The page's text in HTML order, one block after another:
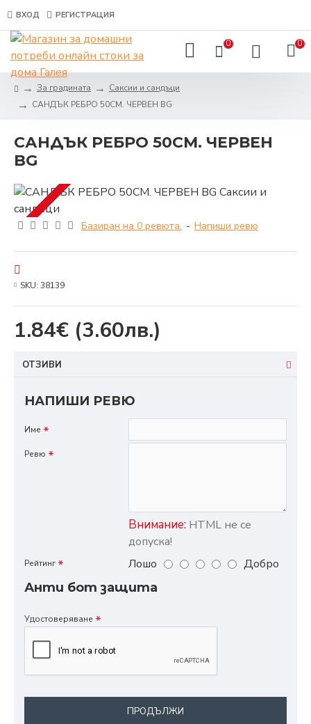
ВХОД РЕГИСТРАЦИЯ
0 0
За градината
Саксии и сандъци
САНДЪК РЕБРО 50СМ. ЧЕРВЕН BG
САНДЪК РЕБРО 50СМ. ЧЕРВЕН
BG
Базиран на 0 ревюта. - Напиши ревю
1.84€ (3.60лв.)
SKU: 38139
ОТЗИВИ
НАПИШИ РЕВЮ
Име
Ревю
Внимание: HTML не се
допуска!
Рейтинг Лошо
Добро
Анти бот защита
Удостоверяване
ПРОДЪЛЖИ